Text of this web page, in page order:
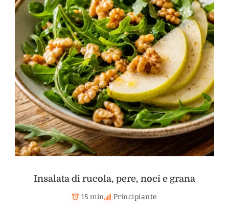
Insalata di rucola, pere, noci e grana
15 min Principiante